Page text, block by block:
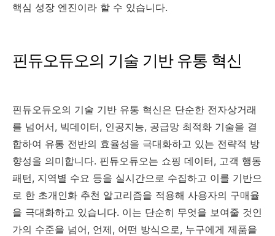
핵심 성장 엔진이라 할 수 있습니다.
핀듀오듀오의 기술 기반 유통 혁신
핀듀오듀오의 기술 기반 유통 혁신은 단순한 전자상거래
를 넘어서, 빅데이터, 인공지능, 공급망 최적화 기술을 결
합하여 유통 전반의 효율성을 극대화하고 있는 전략적 방
향성을 의미합니다. 핀듀오듀오는 쇼핑 데이터, 고객 행동
패턴, 지역별 수요 등을 실시간으로 수집하고 이를 기반으
로 한 초개인화 추천 알고리즘을 적용해 사용자의 구매율
을 극대화하고 있습니다. 이는 단순히 무엇을 보여줄 것인
가의 수준을 넘어, 언제, 어떤 방식으로, 누구에게 제품을